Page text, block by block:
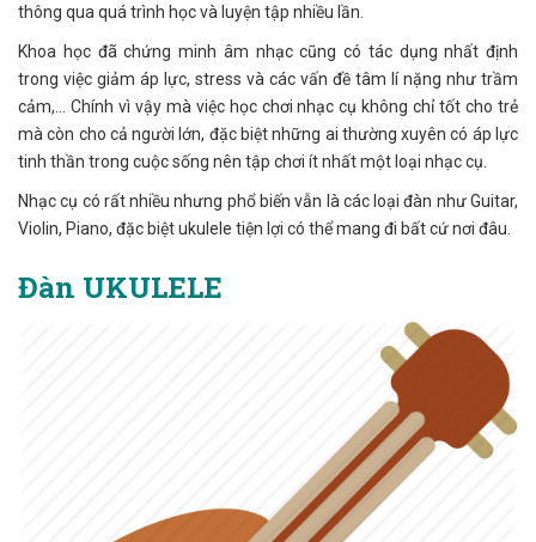
thông qua quá trình học và luyện tập nhiều lần.
Khoa học đã chứng minh âm nhạc cũng có tác dụng nhất định
trong việc giảm áp lực, stress và các vấn đề tâm lí nặng như trầm
cảm,… Chính vì vậy mà việc học chơi nhạc cụ không chỉ tốt cho trẻ
mà còn cho cả người lớn, đặc biệt những ai thường xuyên có áp lực
tinh thần trong cuộc sống nên tập chơi ít nhất một loại nhạc cụ.
Nhạc cụ có rất nhiều nhưng phổ biến vẫn là các loại đàn như Guitar,
Violin, Piano, đặc biệt ukulele tiện lợi có thể mang đi bất cứ nơi đâu.
Đàn UKULELE